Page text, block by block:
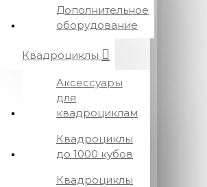
Дополнительное
оборудование
Квадроциклы
Аксессуары
для
квадроциклам
Квадроциклы
до 1000 кубов
Квадроциклы